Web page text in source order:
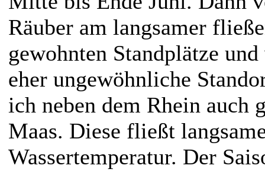
Räuber am langsamer
gewohnten Standplätze
eher ungewöhnliche
ich neben dem Rhein auch
Maas. Diese fließt
Wassertemperatur. Der